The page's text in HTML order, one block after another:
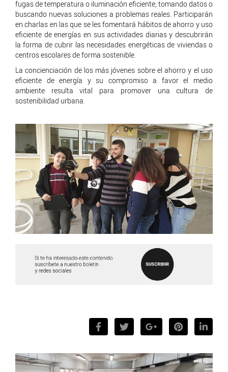
fugas de temperatura o iluminación eficiente, tomando datos o
buscando nuevas soluciones a problemas reales. Participarán
en charlas en las que se les fomentará hábitos de ahorro y uso
eficiente de energías en sus actividades diarias y descubrirán
la forma de cubrir las necesidades energéticas de viviendas o
centros escolares de forma sostenible.
La concienciación de los más jóvenes sobre el ahorro y el uso
eficiente de energía y su compromiso a favor el medio
ambiente resulta vital para promover una cultura de
sostenibilidad urbana.